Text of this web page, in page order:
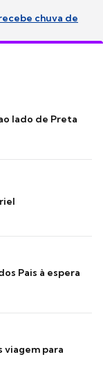
chuva de
lado de Preta
Pais à espera
viagem para